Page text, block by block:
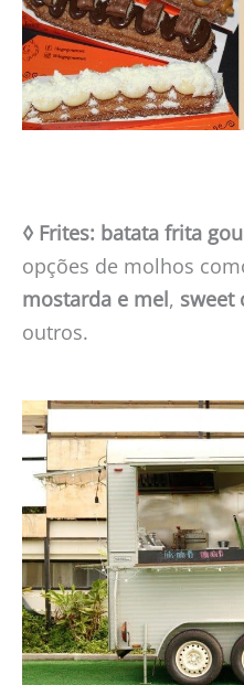
◊ Frites: batata frita
opções de molhos
mostarda e mel, sweet
outros.